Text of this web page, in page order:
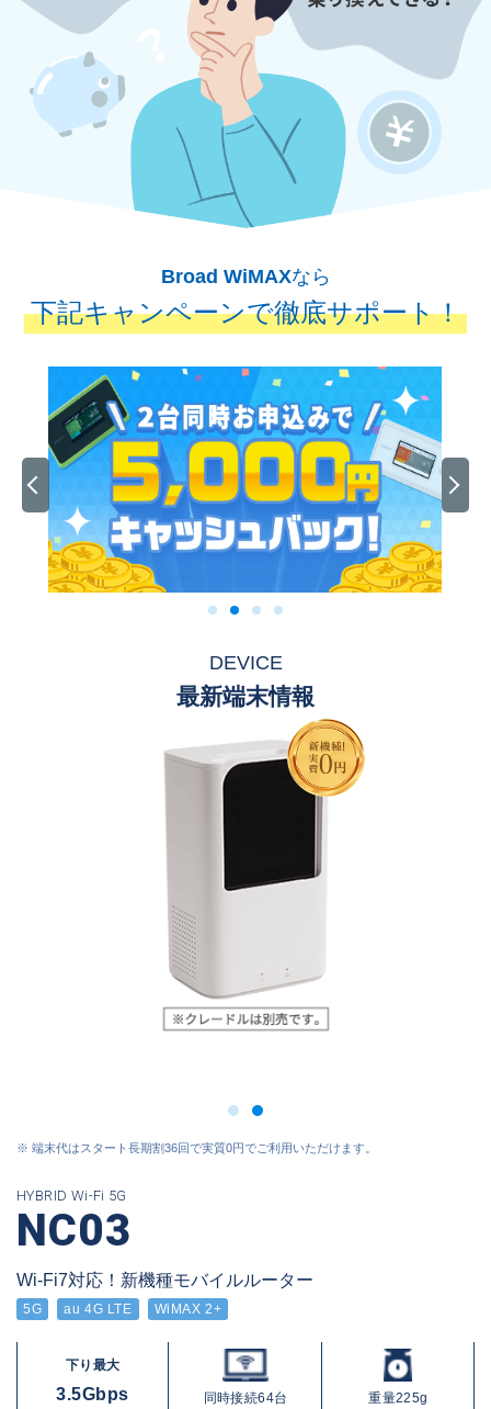
Broad WiMAXなら
下記キャンペーンで徹底サポート！
DEVICE
最新端末情報
※ 端末代はスタート長期割36回で実質0円でご利用いただけます。
HYBRID Wi-Fi 5G
NC03
Wi-Fi7対応！新機種モバイルルーター
5G au 4G LTE WiMAX 2+
下り最大
3.5Gbps 同時接続64台 重量225g